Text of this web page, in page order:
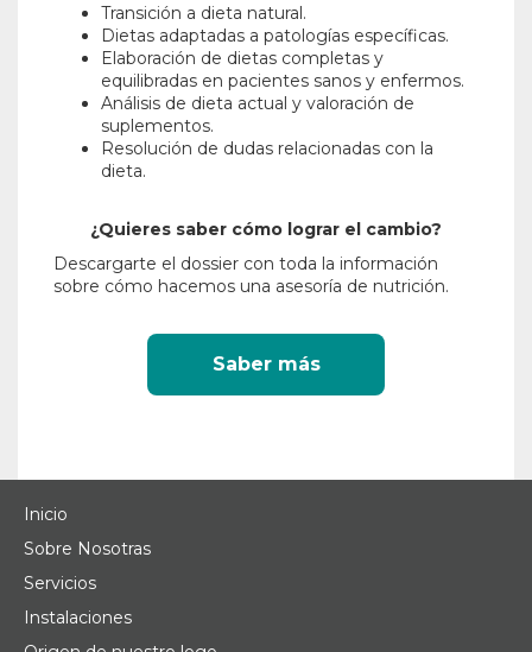
Transición a dieta natural.
Dietas adaptadas a patologías específicas.
Elaboración de dietas completas y
equilibradas en pacientes sanos y enfermos.
Análisis de dieta actual y valoración de
suplementos.
Resolución de dudas relacionadas con la
dieta.
¿Quieres saber cómo lograr el cambio?
Descargarte el dossier con toda la información
sobre cómo hacemos una asesoría de nutrición.
Saber más
Inicio
Sobre Nosotras
Servicios
Instalaciones